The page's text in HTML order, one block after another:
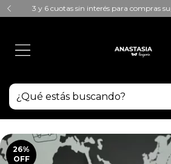
3 y 6 cuotas sin interés para compras
26%
OFF